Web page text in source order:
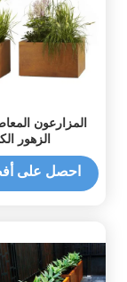
المزارعون
الزهور
احصل على